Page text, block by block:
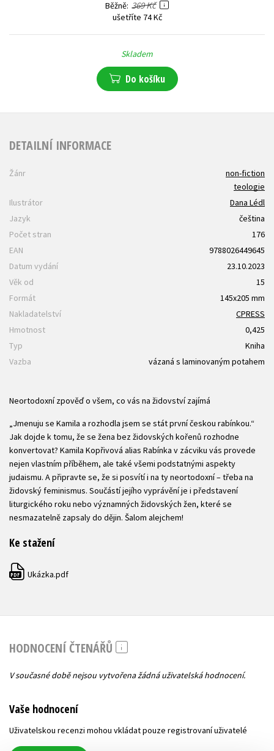
Běžně 369 Kč
ušetříte 74 Kč
Skladem
Do košíku
DETAILNÍ INFORMACE
Žánr
non-fiction
teologie
Ilustrátor
Dana Lédl
Jazyk
čeština
Počet stran
176
EAN
9788026449645
Datum vydání
23.10.2023
Věk od
15
Formát
145x205 mm
Nakladatelství
CPRESS
Hmotnost
0,425
Typ
Kniha
Vazba
vázaná s laminovaným potahem
Neortodoxní zpověď o všem, co vás na židovství zajímá
„Jmenuju se Kamila a rozhodla jsem se stát první českou rabínkou.“
Jak dojde k tomu, že se žena bez židovských kořenů rozhodne
konvertovat? Kamila Kopřivová alias Rabínka v zácviku vás provede
nejen vlastním příběhem, ale také všemi podstatnými aspekty
judaismu. A připravte se, že si posvítí i na ty neortodoxní – třeba na
židovský feminismus. Součástí jejího vyprávění je i představení
liturgického roku nebo významných židovských žen, které se
nesmazatelně zapsaly do dějin. Šalom alejchem!
Ke stažení
PDF Ukázka.pdf
HODNOCENÍ ČTENÁŘŮ
V současné době nejsou vytvořena žádná uživatelská hodnocení.
Vaše hodnocení
Uživatelskou recenzi mohou vkládat pouze registrovaní uživatelé